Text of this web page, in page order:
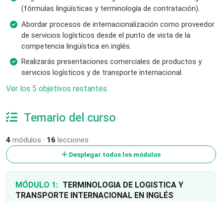
(fórmulas lingüísticas y terminología de contratación).
Abordar procesos de internacionalización como proveedor
de servicios logísticos desde el punto de vista de la
competencia lingüística en inglés.
Realizarás presentaciones comerciales de productos y
servicios logísticos y de transporte internacional.
Ver los 5 objetivos restantes
Temario del curso
4 módulos · 16 lecciones
Desplegar todos los módulos
MÓDULO 1:
TRANSPORTE INTERNACIONAL EN INGLÉS